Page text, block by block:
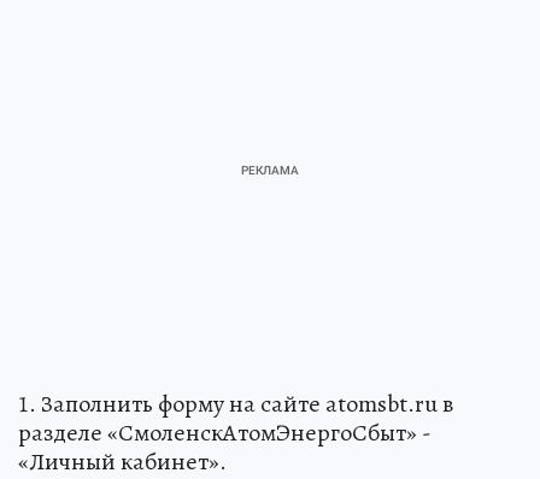
1. Заполнить форму на сайте atomsbt.ru в
разделе «СмоленскАтомЭнергоСбыт» -
«Личный кабинет».